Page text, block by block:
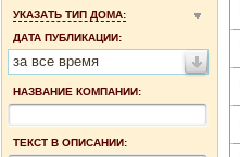
УКАЗАТЬ ТИП ДОМА:
ДАТА ПУБЛИКАЦИИ:
за все время
НАЗВАНИЕ КОМПАНИИ:
ТЕКСТ В ОПИСАНИИ: